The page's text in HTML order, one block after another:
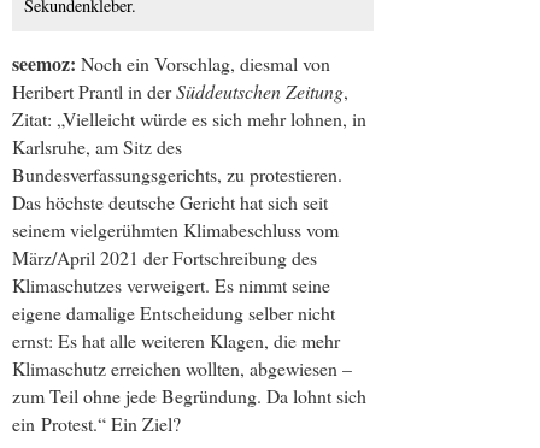
Sekundenkleber.
seemoz: Noch ein Vorschlag, diesmal von
Heribert Prantl in derSüddeutschen Zeitung,
Zitat: „Vielleicht würde es sich mehr lohnen, in
Karlsruhe, am Sitz des
Bundesverfassungsgerichts, zu protestieren.
Das höchste deutsche Gericht hat sich seit
seinem vielgerühmten Klimabeschluss vom
März/April 2021 der Fortschreibung des
Klimaschutzes verweigert. Es nimmt seine
eigene damalige Entscheidung selber nicht
ernst: Es hat alle weiteren Klagen, die mehr
Klimaschutz erreichen wollten, abgewiesen –
zum Teil ohne jede Begründung. Da lohnt sich
ein Protest.“ Ein Ziel?